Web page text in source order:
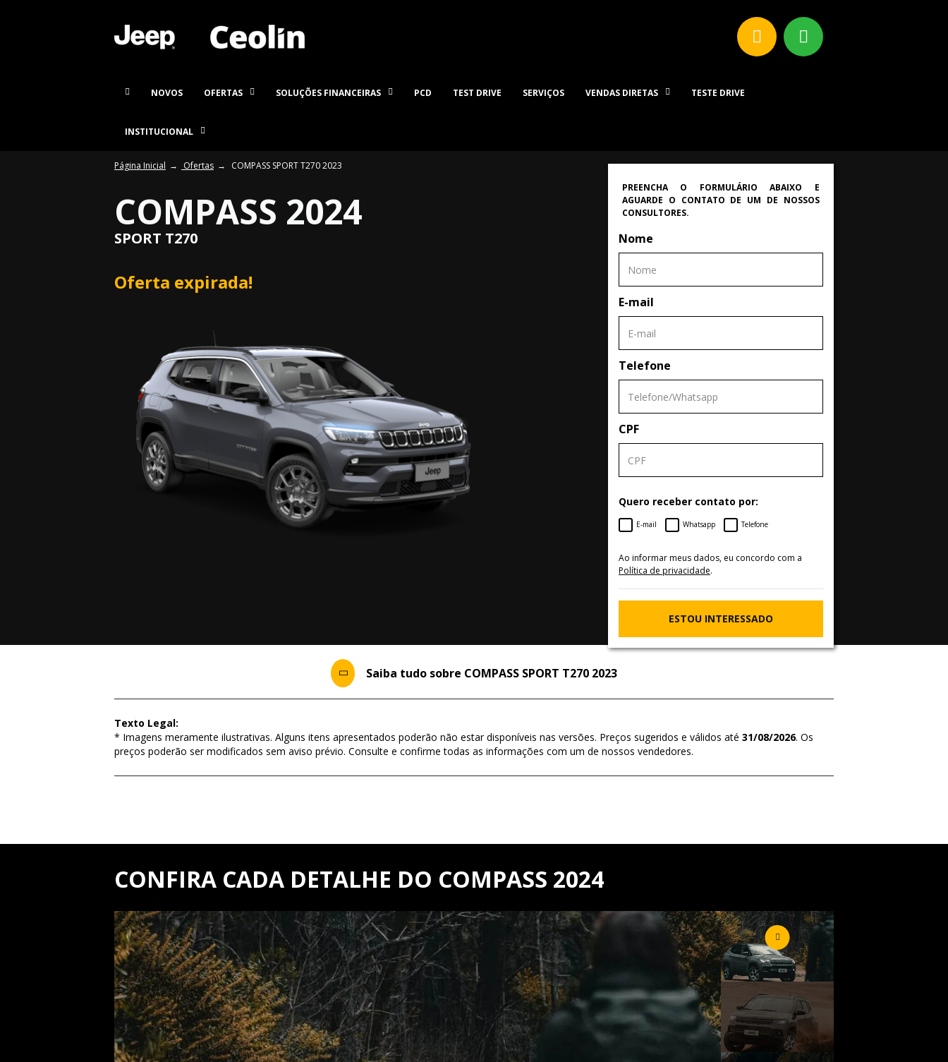
NOVOS OFERTAS SOLUÇÕES FINANCEIRAS PCD TEST DRIVE SERVIÇOS VENDAS DIRETAS TESTE DRIVE
INSTITUCIONAL
Página Inicial Ofertas COMPASS SPORT T270 2023
COMPASS 2024
SPORT T270
Oferta expirada!
PREENCHA O FORMULÁRIO ABAIXO E
AGUARDE O CONTATO DE UM DE NOSSOS
CONSULTORES.
Nome
E-mail
Telefone
CPF
Quero receber contato por:
E-mail Whatsapp Telefone
Ao informar meus dados, eu concordo com a
Política de privacidade.
ESTOU INTERESSADO
Saiba tudo sobre COMPASS SPORT T270 2023
Texto Legal:
* Imagens meramente ilustrativas. Alguns itens apresentados poderão não estar disponíveis nas versões. Preços sugeridos e válidos até 31/08/2026. Os
preços poderão ser modificados sem aviso prévio. Consulte e confirme todas as informações com um de nossos vendedores.
CONFIRA CADA DETALHE DO COMPASS 2024